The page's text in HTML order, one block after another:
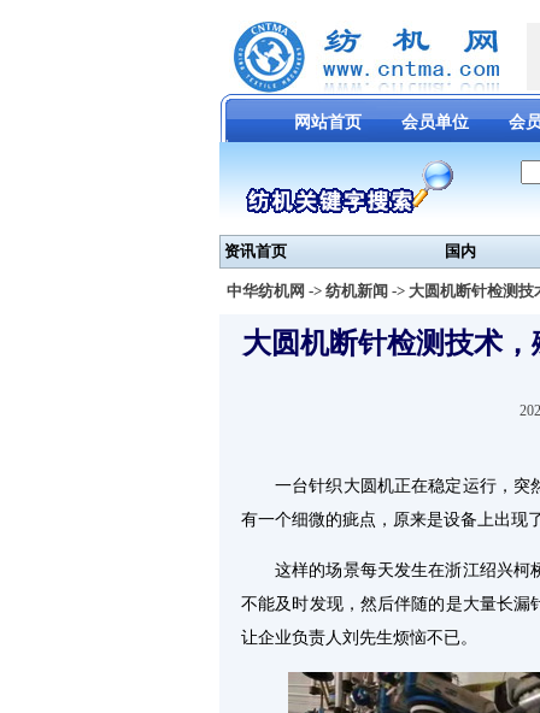
网站首页 会员单位 会
资讯首页 国内
中华纺机网 -> 纺机新闻 -> 大圆机断针检测
大圆机断针检测技术
一台针织大圆机正在稳定运行，突
有一个细微的疵点，原来是设备上出现
这样的场景每天发生在浙江绍兴柯
不能及时发现，然后伴随的是大量长
让企业负责人刘先生烦恼不已。